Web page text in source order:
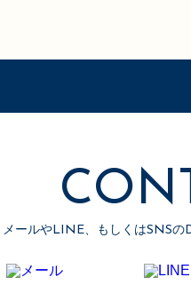
メールやLINE、もしくはSNSの